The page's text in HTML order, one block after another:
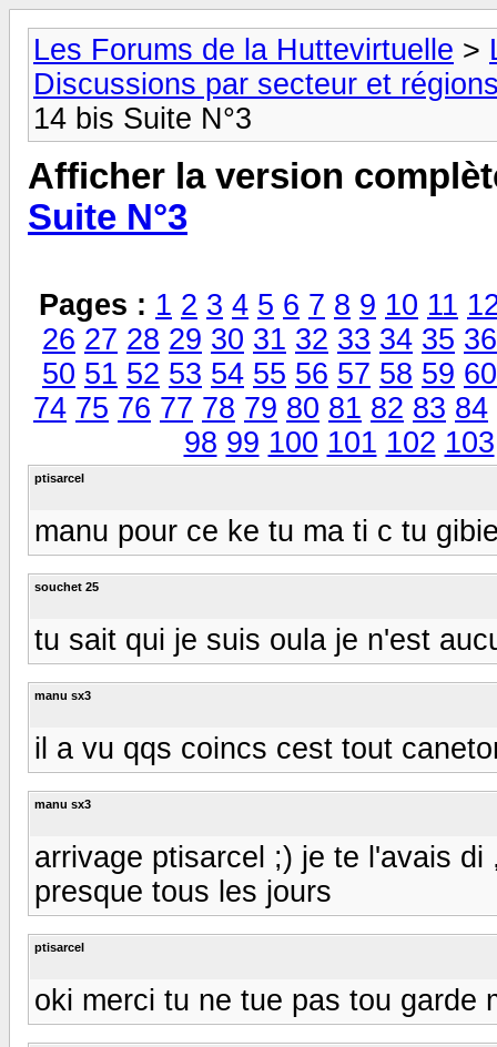
Les Forums de la Huttevirtuelle >
Discussions par secteur et
14 bis Suite N°3
Afficher la version
Suite N°3
Pages : 1 2 3 4 5 6 7 8 9 10 11
26 27 28 29 30 31 32 33 34 35 36
50 51 52 53 54 55 56 57 58 59 60
74 75 76 77 78 79 80 81 82 83 84
98 99 100 101 102 103
ptisarcel
manu pour ce ke tu ma ti c tu
souchet 25
tu sait qui je suis oula je n'est
manu sx3
il a vu qqs coincs cest tout
manu sx3
arrivage ptisarcel ;) je te l'avais
presque tous les jours
ptisarcel
oki merci tu ne tue pas tou garde